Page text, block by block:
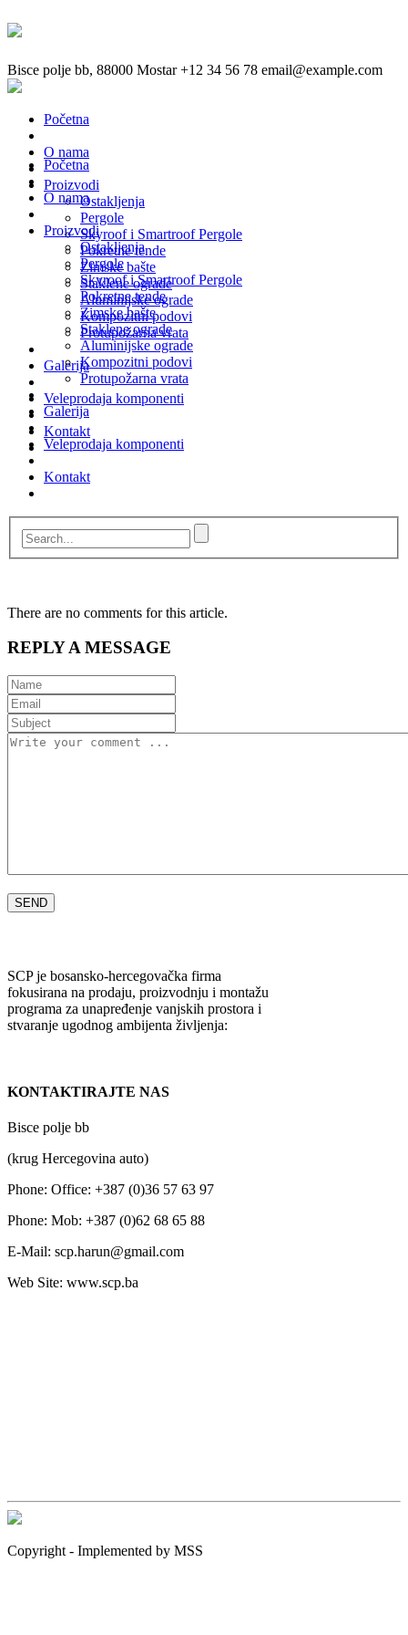
Bisce polje bb, 88000 Mostar +12 34 56 78 email@example.com
Početna
O nama
Proizvodi
Ostakljenja
Pergole
Skyroof i Smartroof Pergole
Pokretne tende
Zimske bašte
Staklene ograde
Aluminijske ograde
Kompozitni podovi
Protupožarna vrata
Galerija
Veleprodaja komponenti
Kontakt
Početna
O nama
Proizvodi
Ostakljenja
Pergole
Skyroof i Smartroof Pergole
Pokretne tende
Zimske bašte
Staklene ograde
Aluminijske ograde
Kompozitni podovi
Protupožarna vrata
Galerija
Veleprodaja komponenti
Kontakt
There are no comments for this article.
REPLY A MESSAGE
SCP je bosansko-hercegovačka firma
fokusirana na prodaju, proizvodnju i montažu
programa za unapređenje vanjskih prostora i
stvaranje ugodnog ambijenta življenja:
KONTAKTIRAJTE NAS
Bisce polje bb
(krug Hercegovina auto)
Phone: Office: +387 (0)36 57 63 97
Phone: Mob: +387 (0)62 68 65 88
E-Mail: scp.harun@gmail.com
Web Site: www.scp.ba
Copyright - Implemented by MSS